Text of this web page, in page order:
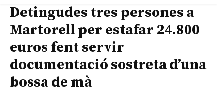
Detingudes tres persones a
Martorell per estafar 24.800
euros fent servir
documentació sostreta d’una
bossa de mà